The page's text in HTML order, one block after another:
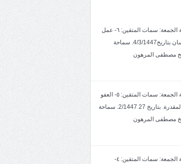
خطبة الجمعة: سمات المتقين: ٦- عمل
الإحسان بتاريخ4/3/1447. سماحة
مصطفى المرهون
خطبة الجمعة: سمات المتقين: ٥- العفو
عند المقدرة. بتاريخ 27 2/1447. سماحة
مصطفى المرهون
خطبة الجمعة: سمات المتقين: ٤-